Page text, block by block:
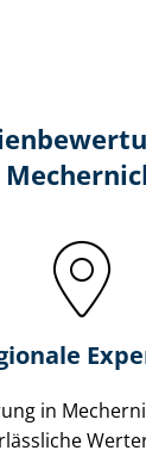
in